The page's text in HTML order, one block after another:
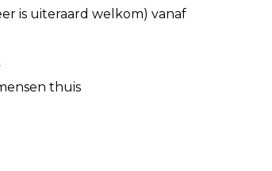
is uiteraard welkom) vanaf
thuis